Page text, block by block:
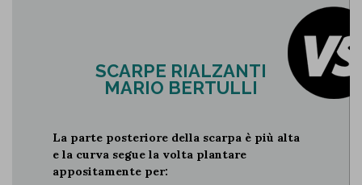
SCARPE RIALZANTI
MARIO BERTULLI
La parte posteriore della scarpa è più alta
e la curva segue la volta plantare
appositamente per: